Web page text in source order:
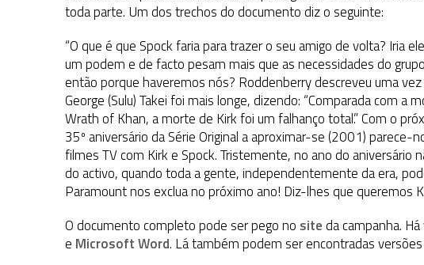
toda parte. Um dos trechos do documento diz o seguinte:
“O que é que Spock faria para trazer o seu amigo de volta? Iria
um podem e de facto pesam mais que as necessidades do
então porque haveremos nós? Roddenberry descreveu uma
George (Sulu) Takei foi mais longe, dizendo: “Comparada com a
Wrath of Khan, a morte de Kirk foi um falhanço total.” Com o
35º aniversário da Série Original a aproximar-se (2001) parece-
filmes TV com Kirk e Spock. Tristemente, no ano do aniversário
do activo, quando toda a gente, independentemente da era,
Paramount nos exclua no próximo ano! Diz-lhes que queremos
O documento completo pode ser pego no siteda campanha.
e Microsoft Word. Lá também podem ser encontradas